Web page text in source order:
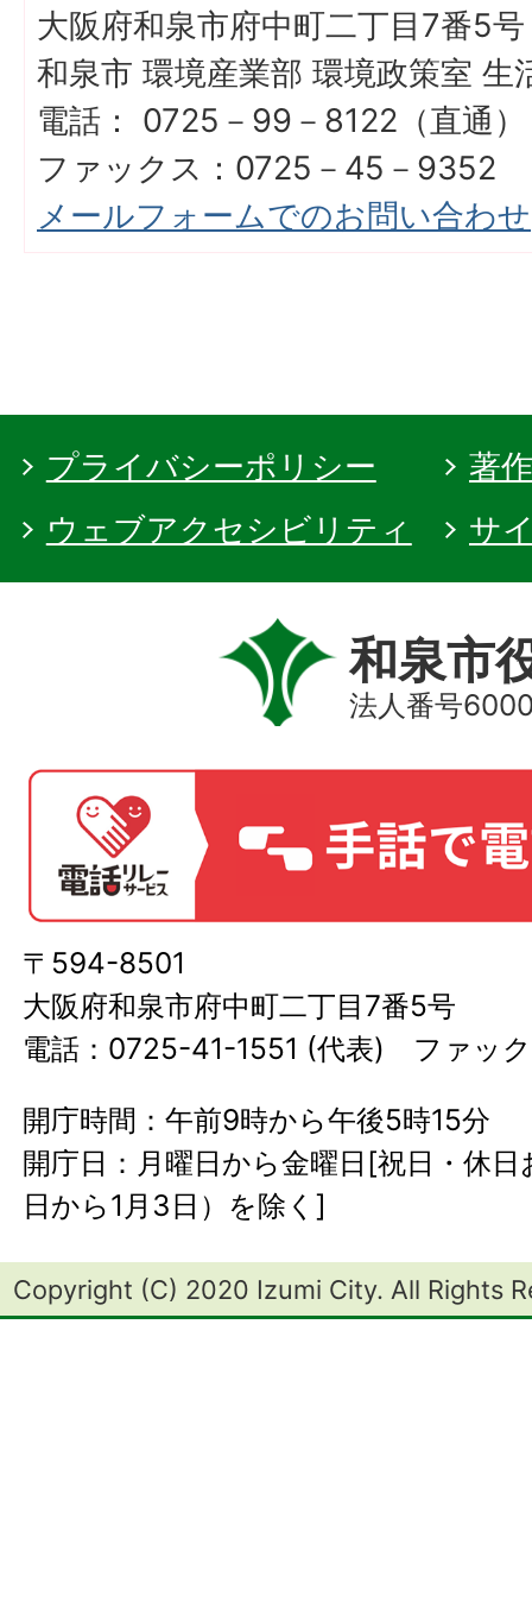
大阪府和泉市府中町二丁目7番5号
和泉市 環境産業部 環境政策室 生
電話： 0725－99－8122（直通）
ファックス：0725－45－9352
メールフォームでのお問い合わせ
プライバシーポリシー
著
ウェブアクセシビリティ
サ
和泉市
法人番号
〒594-8501
大阪府和泉市府中町二丁目7番5号
電話：0725-41-1551 (代表) ファッ
開庁時間：午前9時から午後5時15分
開庁日：月曜日から金曜日[祝日・休
日から1月3日）を除く]
Copyright (C) 2020 Izumi City. All Rights